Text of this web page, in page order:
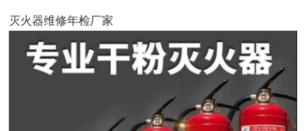
灭火器维修年检厂家